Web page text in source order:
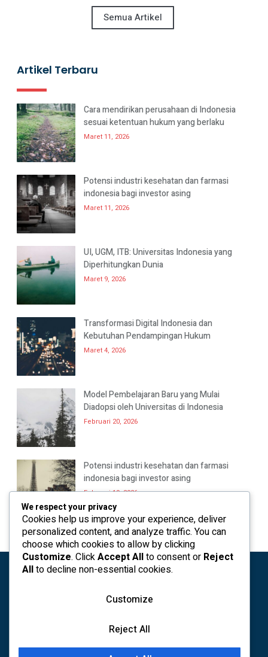
Semua Artikel
Artikel Terbaru
Cara mendirikan perusahaan di Indonesia
sesuai ketentuan hukum yang berlaku
Maret 11, 2026
Potensi industri kesehatan dan farmasi
indonesia bagi investor asing
Maret 11, 2026
UI, UGM, ITB: Universitas Indonesia yang
Diperhitungkan Dunia
Maret 9, 2026
Transformasi Digital Indonesia dan
Kebutuhan Pendampingan Hukum
Maret 4, 2026
Model Pembelajaran Baru yang Mulai
Diadopsi oleh Universitas di Indonesia
Februari 20, 2026
Potensi industri kesehatan dan farmasi
indonesia bagi investor asing
Februari 19, 2026
kontakTimPemberitahuan hukumPeta situs
We respect your privacy
Cookies help us improve your experience, deliver
personalized content, and analyze traffic. You can
choose which cookies to allow by clicking
Customize. ClickAccept Allto consent or Reject
Allto decline non-essential cookies.
Customize
Reject All